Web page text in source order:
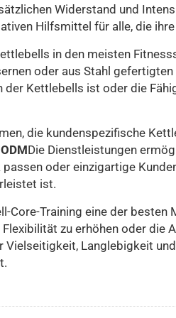
Widerstand und
Hilfsmittel für alle, die
in den meisten
oder aus Stahl
der Kettlebells ist oder die
die kundenspezifische
Die Dienstleistungen
oder einzigartige
ist.
Core-Training eine der
zu erhöhen oder die
Vielseitigkeit, Langlebigkeit